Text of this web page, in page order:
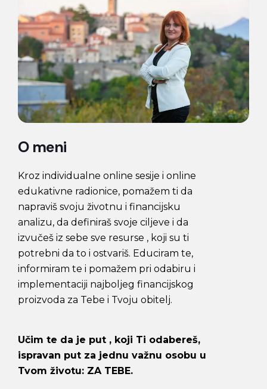
O meni
Kroz individualne online sesije i online
edukativne radionice, pomažem ti da
napraviš svoju životnu i financijsku
analizu, da definiraš svoje ciljeve i da
izvučeš iz sebe sve resurse , koji su ti
potrebni da to i ostvariš. Educiram te,
informiram te i pomažem pri odabiru i
implementaciji najboljeg financijskog
proizvoda za Tebe i Tvoju obitelj.
Učim te da je put , koji Ti odabereš,
ispravan put za jednu važnu osobu u
Tvom životu: ZA TEBE.